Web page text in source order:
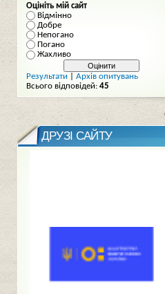
Оцініть мій сайт
Відмінно
Добре
Непогано
Погано
Жахливо
Результати| Архів опитувань
Всього відповідей: 45
ДРУЗІ САЙТУ